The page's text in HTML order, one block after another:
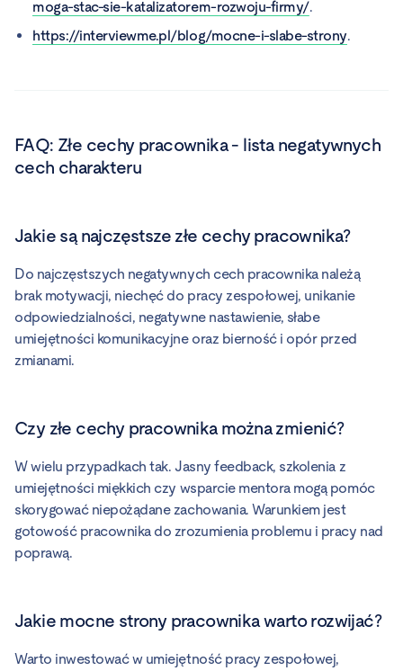
moga-stac-sie-katalizatorem-rozwoju-firmy/.
https://interviewme.pl/blog/mocne-i-slabe-strony.
FAQ: Złe cechy pracownika - lista negatywnych
cech charakteru
Jakie są najczęstsze złe cechy pracownika?
Do najczęstszych negatywnych cech pracownika należą
brak motywacji, niechęć do pracy zespołowej, unikanie
odpowiedzialności, negatywne nastawienie, słabe
umiejętności komunikacyjne oraz bierność i opór przed
zmianami.
Czy złe cechy pracownika można zmienić?
W wielu przypadkach tak. Jasny feedback, szkolenia z
umiejętności miękkich czy wsparcie mentora mogą pomóc
skorygować niepożądane zachowania. Warunkiem jest
gotowość pracownika do zrozumienia problemu i pracy nad
poprawą.
Jakie mocne strony pracownika warto rozwijać?
Warto inwestować w umiejętność pracy zespołowej,